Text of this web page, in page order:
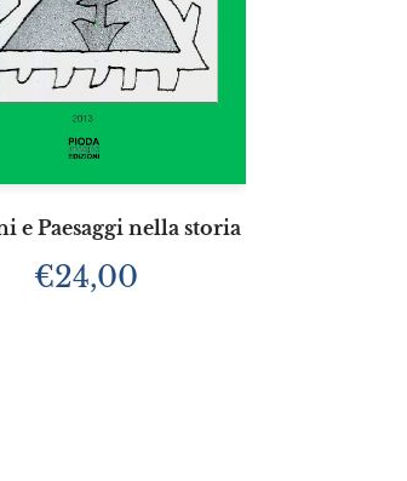
e Paesaggi nella storia
€24,00